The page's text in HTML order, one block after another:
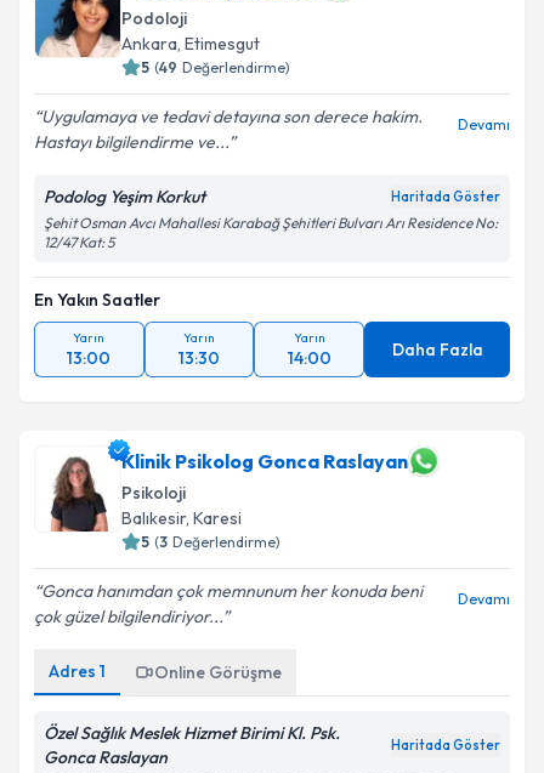
Podoloji
Ankara, Etimesgut
5 (49 Değerlendirme)
Uygulamaya ve tedavi detayına son derece hakim.
Hastayı bilgilendirme ve...
Devamı
Podolog Yeşim Korkut Haritada Göster
Şehit Osman Avcı Mahallesi Karabağ Şehitleri Bulvarı Arı Residence No:
12/47 Kat: 5
En Yakın Saatler
Yarın
13:00
Yarın
13:30
Yarın
14:00 Daha Fazla
Klinik Psikolog Gonca Raslayan
Psikoloji
Balıkesir, Karesi
5 (3 Değerlendirme)
Gonca hanımdan çok memnunum her konuda beni
çok güzel bilgilendiriyor...
Devamı
Adres 1 Online Görüşme
Özel Sağlık Meslek Hizmet Birimi Kl. Psk.
Gonca Raslayan
Haritada Göster